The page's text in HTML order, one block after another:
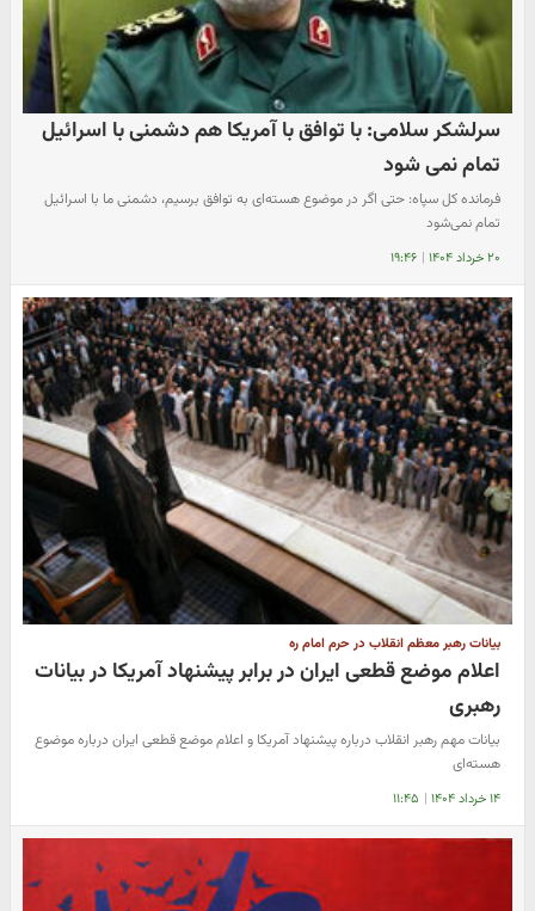
سرلشکر سلامی: با توافق با آمریکا هم دشمنی با اسرائیل
تمام نمی شود
فرمانده کل سپاه: حتی اگر در موضوع هسته‌ای به توافق برسیم، دشمنی ما با اسرائیل
تمام نمی‌شود
۲۰ خرداد ۱۴۰۴ | ۱۹:۴۶
بیانات رهبر معظم انقلاب در حرم امام ره
اعلام موضع قطعی ایران در برابر پیشنهاد آمریکا در بیانات
رهبری
بیانات مهم رهبر انقلاب درباره پیشنهاد آمریکا و اعلام موضع قطعی ایران درباره موضوع
هسته‌ای
۱۴ خرداد ۱۴۰۴ | ۱۱:۴۵